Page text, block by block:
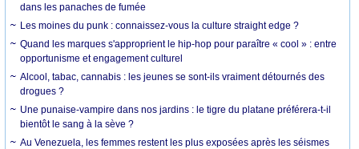
dans les panaches de fumée
Les moines du punk : connaissez-vous la culture straight edge ?
Quand les marques s'approprient le hip-hop pour paraître « cool » : entre
opportunisme et engagement culturel
Alcool, tabac, cannabis : les jeunes se sont-ils vraiment détournés des
drogues ?
Une punaise-vampire dans nos jardins : le tigre du platane préférera-t-il
bientôt le sang à la sève ?
Au Venezuela, les femmes restent les plus exposées après les séismes